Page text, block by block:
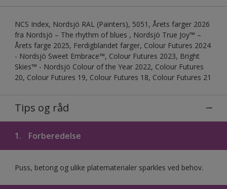
NCS Index, Nordsjö RAL (Painters), 5051, Årets farger 2026
fra Nordsjö – The rhythm of blues , Nordsjö True Joy™ –
Årets farge 2025, Ferdigblandet farger, Colour Futures 2024
- Nordsjö Sweet Embrace™, Colour Futures 2023, Bright
Skies™ - Nordsjö Colour of the Year 2022, Colour Futures
20, Colour Futures 19, Colour Futures 18, Colour Futures 21
Tips og råd
1. Forberedelse
Puss, betong og ulike platematerialer sparkles ved behov.